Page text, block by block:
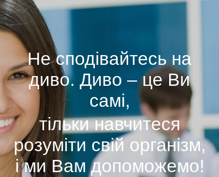
Не сподівайтесь на
диво. Диво – це Ви
самі,
тільки навчитеся
розуміти свій організм,
і ми Вам допоможемо!
Щастя –
це коли нічого не
болить!
Без власних зусиль
хворобу не подолати!